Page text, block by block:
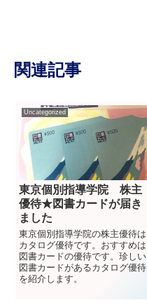
関連記事
Uncategorized
東京個別指導学院 株主
優待★図書カードが届き
ました
東京個別指導学院の株主優待は
カタログ優待です。おすすめは
図書カードの優待です。珍しい
図書カードがあるカタログ優待
を紹介します。